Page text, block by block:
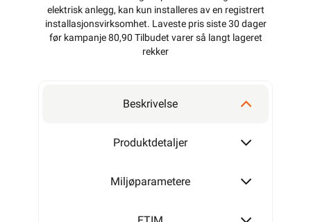
elektrisk anlegg, kan kun installeres av en registrert
installasjonsvirksomhet. Laveste pris siste 30 dager
før kampanje 80,90 Tilbudet varer så langt lageret
rekker
Beskrivelse
Produktdetaljer
Miljøparametere